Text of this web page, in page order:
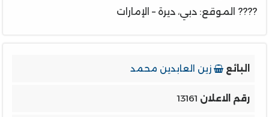
???? الموقع: دبي، ديرة – الإمارات
البائع زين العابدين محمد
رقم الاعلان 13161